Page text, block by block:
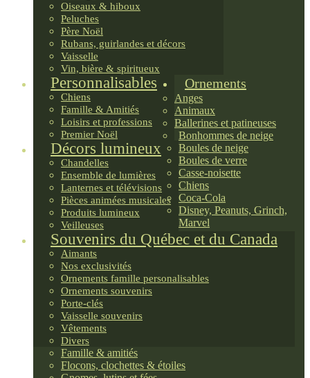
Oiseaux & hiboux
Peluches
Père Noël
Rubans, guirlandes et décors
Vaisselle
Vin, bière & spiritueux
Personnalisables
Chiens
Famille & Amitiés
Loisirs et professions
Premier Noël
Décors lumineux
Chandelles
Ensemble de lumières
Lanternes et télévisions
Pièces animées musicales
Produits lumineux
Veilleuses
Souvenirs du Québec et du Canada
Aimants
Nos exclusivités
Ornements famille personalisables
Ornements souvenirs
Porte-clés
Vaisselle souvenirs
Vêtements
Divers
Ornements
Anges
Animaux
Ballerines et patineuses
Bonhommes de neige
Boules de neige
Boules de verre
Casse-noisette
Chiens
Coca-Cola
Disney, Peanuts, Grinch,
Marvel
Famille & amitiés
Flocons, clochettes & étoiles